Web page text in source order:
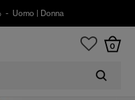
- Uomo Donna
0